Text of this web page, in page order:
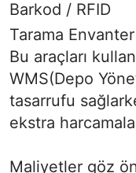
Barkod / RFID
Tarama
Bu araçları
WMS(Depo
tasarrufu
ekstra
Maliyetler göz